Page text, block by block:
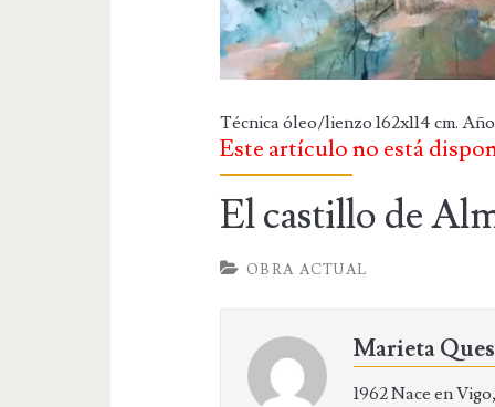
Técnica óleo/lienzo 162x114 cm. Año
Este artículo no está
El castillo de
OBRA ACTUAL
Marieta
1962 Nace en